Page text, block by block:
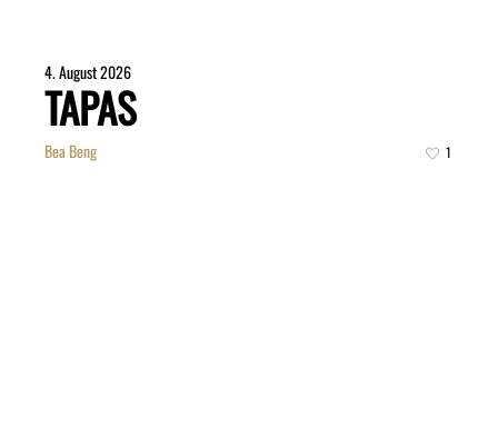
4. August 2026
TAPAS
Bea Beng 1